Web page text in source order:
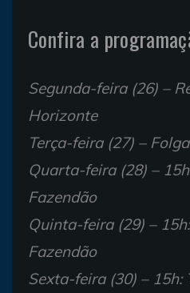
Confira a
Segunda-feira (26) –
Horizonte
Terça-feira (27) – Folga
Quarta-feira (28) –
Fazendão
Quinta-feira (29) –
Fazendão
Sexta-feira (30) – 15h: